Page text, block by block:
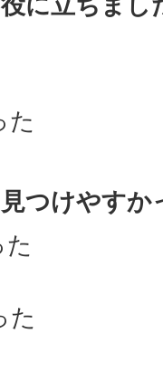
た
つけやすか
た